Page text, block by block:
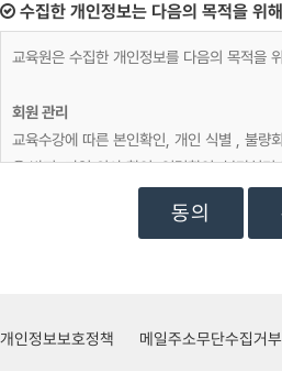
수집한 개인정보는 다음의 목적을 위
교육원은 수집한 개인정보를 다음의 목적을
회원 관리
교육수강에 따른 본인확인, 개인 식별 , 불량
용 방지, 가입 의사 확인, 연령확인, 불만처리
개인정보보호정책 메일주소무단수집거부